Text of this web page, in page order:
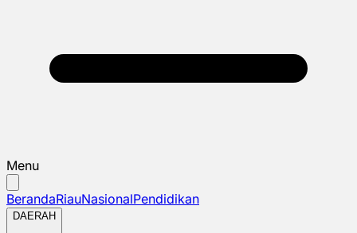
Menu
BerandaRiauNasionalPendidikan
DAERAH